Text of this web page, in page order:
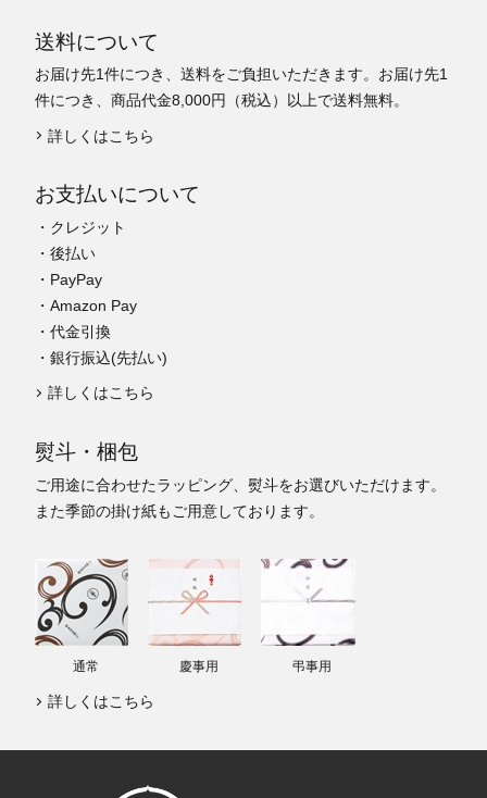
送料について
お届け先1件につき、送料をご負担いただきます。お届け先1
件につき、商品代金8,000円（税込）以上で送料無料。
詳しくはこちら
お支払いについて
・クレジット
・後払い
・PayPay
・Amazon Pay
・代金引換
・銀行振込(先払い)
詳しくはこちら
熨斗・梱包
ご用途に合わせたラッピング、熨斗をお選びいただけます。
また季節の掛け紙もご用意しております。
通常 慶事用 弔事用
詳しくはこちら